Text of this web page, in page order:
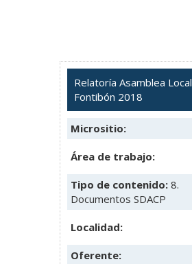
Relatoría Asamblea Local
Fontibón 2018
Micrositio:
Área de trabajo:
Tipo de contenido: 8.
Documentos SDACP
Localidad:
Oferente: